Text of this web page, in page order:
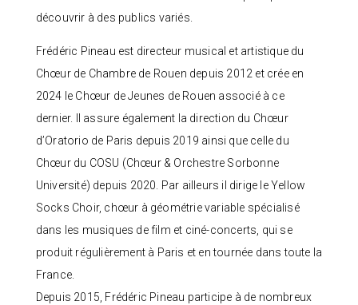
découvrir à des publics variés.
Frédéric Pineau est directeur musical et artistique du
Chœur de Chambre de Rouen depuis 2012 et crée en
2024 le Chœur de Jeunes de Rouen associé à ce
dernier. Il assure également la direction du Chœur
d’Oratorio de Paris depuis 2019 ainsi que celle du
Chœur du COSU (Chœur & Orchestre Sorbonne
Université) depuis 2020. Par ailleurs il dirige le Yellow
Socks Choir, chœur à géométrie variable spécialisé
dans les musiques de film et ciné-concerts, qui se
produit régulièrement à Paris et en tournée dans toute la
France.
Depuis 2015, Frédéric Pineau participe à de nombreux